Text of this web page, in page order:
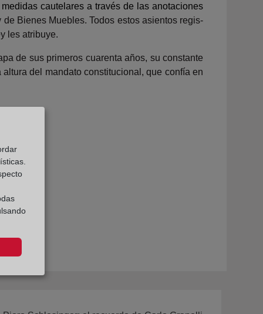
cautelares a través de las anotaciones
Bienes Muebles. Todos estos asientos regis­
les atribuye.
de sus primeros cuarenta años, su cons­tante
del mandato constitucional, que confía en